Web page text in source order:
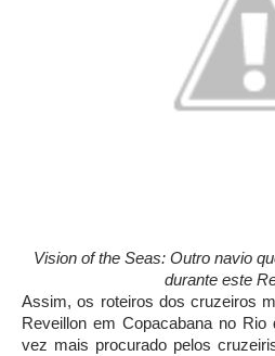
Vision of the Seas: Outro navio
durante este
Assim, os roteiros dos cruzeiros
Reveillon em Copacabana no
vez mais procurado pelos